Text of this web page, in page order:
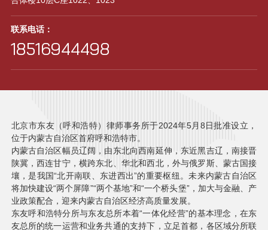
联系电话：
18516944498
北京市东友（呼和浩特）律师事务所于2024年5月8日批准设立，
位于内蒙古自治区首府呼和浩特市。
内蒙古自治区幅员辽阔，由东北向西南延伸，东近黑吉辽，南接晋
陕冀，西连甘宁，横跨东北、华北和西北，外与俄罗斯、蒙古国接
壤，是我国“北开南联、东进西出”的重要枢纽。未来内蒙古自治区
将加快建设“两个屏障”“两个基地”和“一个桥头堡”，加大与金融、产
业政策配合，迎来内蒙古自治区经济高质量发展。
东友呼和浩特分所与东友总所本着“一体化经营”的基本理念，在东
友总所的统一运营和业务共通的支持下，立足首都，各区域分所联